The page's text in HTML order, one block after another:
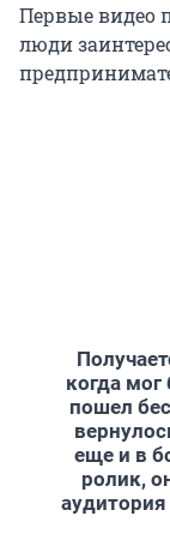
Первые видео
люди
когда мог
пошел
еще и в
ролик,
аудитория